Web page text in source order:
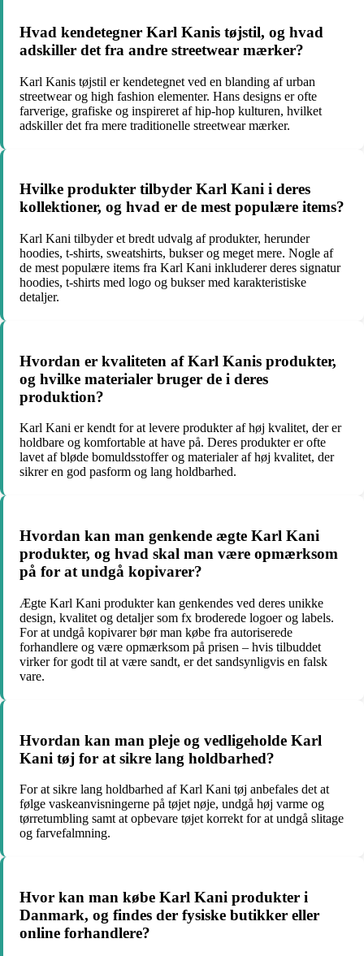
Hvad kendetegner Karl Kanis tøjstil, og hvad
adskiller det fra andre streetwear mærker?
Karl Kanis tøjstil er kendetegnet ved en blanding af urban
streetwear og high fashion elementer. Hans designs er ofte
farverige, grafiske og inspireret af hip-hop kulturen, hvilket
adskiller det fra mere traditionelle streetwear mærker.
Hvilke produkter tilbyder Karl Kani i deres
kollektioner, og hvad er de mest populære items?
Karl Kani tilbyder et bredt udvalg af produkter, herunder
hoodies, t-shirts, sweatshirts, bukser og meget mere. Nogle af
de mest populære items fra Karl Kani inkluderer deres signatur
hoodies, t-shirts med logo og bukser med karakteristiske
detaljer.
Hvordan er kvaliteten af Karl Kanis produkter,
og hvilke materialer bruger de i deres
produktion?
Karl Kani er kendt for at levere produkter af høj kvalitet, der er
holdbare og komfortable at have på. Deres produkter er ofte
lavet af bløde bomuldsstoffer og materialer af høj kvalitet, der
sikrer en god pasform og lang holdbarhed.
Hvordan kan man genkende ægte Karl Kani
produkter, og hvad skal man være opmærksom
på for at undgå kopivarer?
Ægte Karl Kani produkter kan genkendes ved deres unikke
design, kvalitet og detaljer som fx broderede logoer og labels.
For at undgå kopivarer bør man købe fra autoriserede
forhandlere og være opmærksom på prisen – hvis tilbuddet
virker for godt til at være sandt, er det sandsynligvis en falsk
vare.
Hvordan kan man pleje og vedligeholde Karl
Kani tøj for at sikre lang holdbarhed?
For at sikre lang holdbarhed af Karl Kani tøj anbefales det at
følge vaskeanvisningerne på tøjet nøje, undgå høj varme og
tørretumbling samt at opbevare tøjet korrekt for at undgå slitage
og farvefalmning.
Hvor kan man købe Karl Kani produkter i
Danmark, og findes der fysiske butikker eller
online forhandlere?